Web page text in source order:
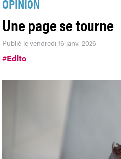
OPINION
Une page se tourne
Publié le vendredi 16 janv. 2026
#Edito